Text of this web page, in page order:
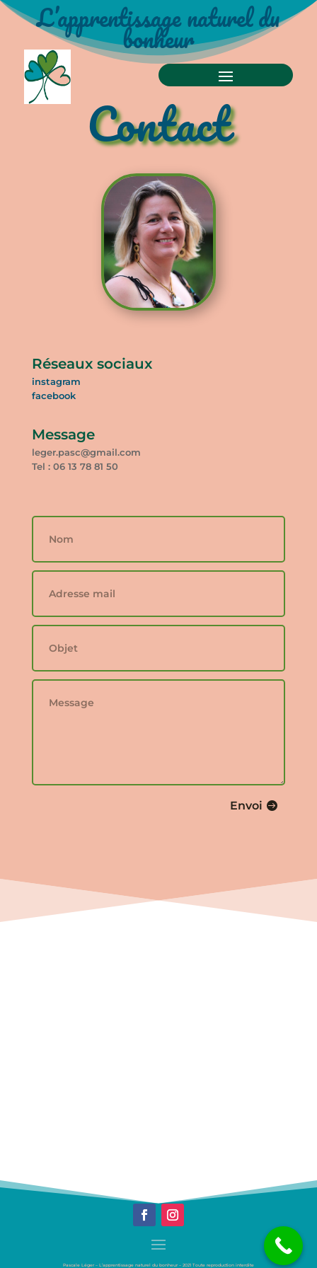
L’apprentissage naturel du
bonheur
Contact
Réseaux sociaux
instagram
facebook
Message
leger.pasc@gmail.com
Tel : 06 13 78 81 50
Envoi
Pascale Léger – L’apprentissage naturel du bonheur – 2021 Toute reproduction interdite